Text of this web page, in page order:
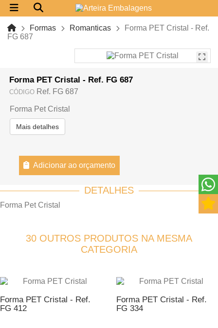
Formas Romanticas
Forma PET Cristal - Ref.
FG 687
Forma PET Cristal - Ref. FG 687
CÓDIGO Ref. FG 687
Forma Pet Cristal
Mais detalhes
Adicionar ao orçamento
DETALHES
Forma Pet Cristal
30 OUTROS PRODUTOS NA MESMA
CATEGORIA
Forma PET Cristal - Ref.
FG 412
Forma PET Cristal - Ref.
FG 334